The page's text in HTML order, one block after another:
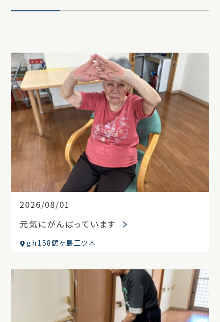
2026/08/01
元気にがんばっています
gh158鶴ヶ島三ツ木